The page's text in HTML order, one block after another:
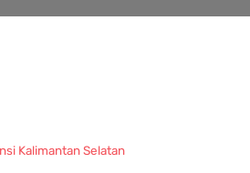
Kalimantan Selatan